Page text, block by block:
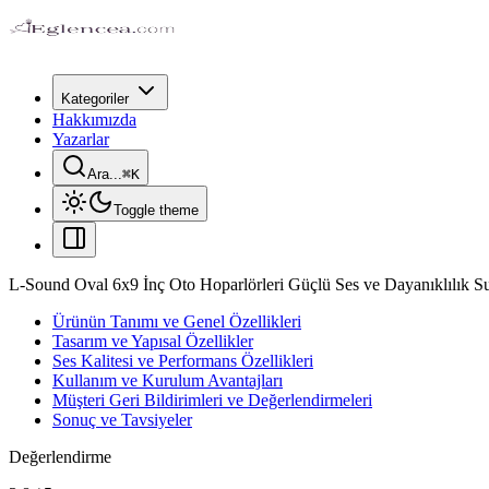
Kategoriler
Hakkımızda
Yazarlar
Ara...⌘K
Toggle theme
L-Sound Oval 6x9 İnç Oto Hoparlörleri Güçlü Ses ve Dayanıklılık
Ürünün Tanımı ve Genel Özellikleri
Tasarım ve Yapısal Özellikler
Ses Kalitesi ve Performans Özellikleri
Kullanım ve Kurulum Avantajları
Müşteri Geri Bildirimleri ve Değerlendirmeleri
Sonuç ve Tavsiyeler
Değerlendirme